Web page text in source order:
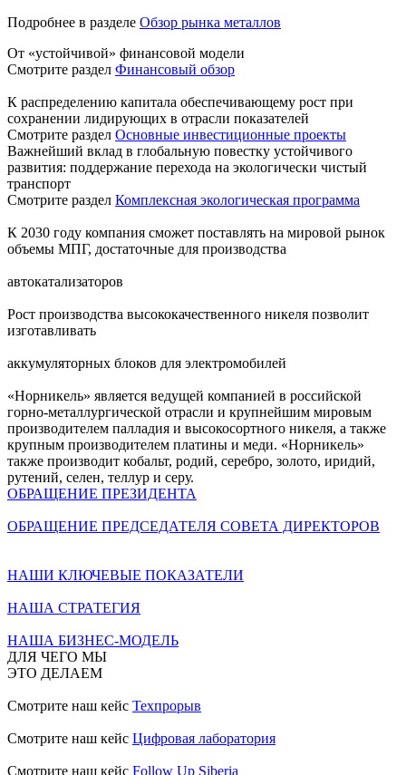
Подробнее в разделе Обзор рынка металлов
От «устойчивой» финансовой модели
Смотрите раздел Финансовый обзор
К распределению капитала обеспечивающему рост при
сохранении лидирующих в отрасли показателей
Смотрите раздел Основные инвестиционные проекты
Важнейший вклад в глобальную повестку устойчивого
развития: поддержание перехода на экологически чистый
транспорт
Смотрите раздел Комплексная экологическая программа
К 2030 году компания сможет поставлять на мировой рынок
объемы МПГ, достаточные для производства
автокатализаторов
Рост производства высококачественного никеля позволит
изготавливать
аккумуляторных блоков для электромобилей
«Норникель» является ведущей компанией в российской
горно-металлургической отрасли и крупнейшим мировым
производителем палладия и высокосортного никеля, а также
крупным производителем платины и меди. «Норникель»
также производит кобальт, родий, серебро, золото, иридий,
рутений, селен, теллур и серу.
ОБРАЩЕНИЕ ПРЕЗИДЕНТА
ОБРАЩЕНИЕ ПРЕДСЕДАТЕЛЯ СОВЕТА ДИРЕКТОРОВ
НАШИ КЛЮЧЕВЫЕ ПОКАЗАТЕЛИ
НАША СТРАТЕГИЯ
НАША БИЗНЕС-МОДЕЛЬ
ДЛЯ ЧЕГО МЫ
ЭТО ДЕЛАЕМ
Смотрите наш кейс Техпрорыв
Смотрите наш кейс Цифровая лаборатория
Смотрите наш кейс Follow Up Siberia